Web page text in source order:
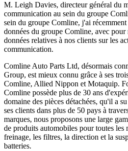
M. Leigh Davies, directeur général du
communication au sein du groupe
sein du groupe Comline, j'ai
données du groupe Comline, avec
données relatives à nos clients sur les
communication.
Comline Auto Parts Ltd, désormais
Group, est mieux connu grâce à ses
Comline, Allied Nippon et Motaquip.
Comline possède plus de 30 ans
domaine des pièces détachées, qu'il a
ses clients dans plus de 50 pays à
marques, nous proposons une large
de produits automobiles pour toutes les
freinage, les filtres, la direction et la
batteries.